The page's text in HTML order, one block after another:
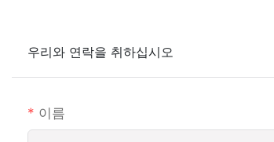
우리와 연락을 취하십시오
이름